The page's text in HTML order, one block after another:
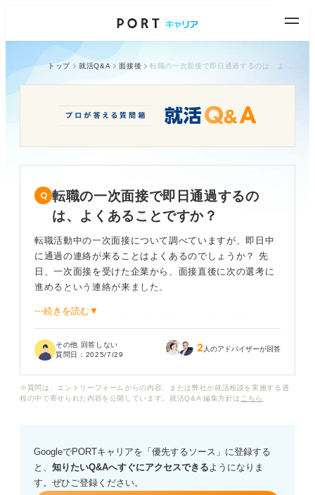
トップ 就活Q&A 面接後
転職の一次面接で即日通過するの
は、よくあることですか？
転職活動中の一次面接について調べていますが、即日中
に通過の連絡が来ることはよくあるのでしょうか？ 先
日、一次面接を受けた企業から、面接直後に次の選考に
進めるという連絡が来ました。
もちろん嬉しいとは思っていますが、あまりに早かった
を急いでいるだけではないか、などと勘ぐってしまいま
転職市場において、一次面接の即日通過はどのような意
意すべきこと、また、次のステップに進むにあたってど
のような心構えで臨めば良いのかなど、いろいろご意見
をお伺いしたいです。
⋯続きを読む▼
その他 回答しない
質問日： 2025/7/29 2 人のアドバイザーが回答
※質問は、エントリーフォームからの内容、または弊社が就活相談を実施する過
程の中で寄せられた内容を公開しています。就活Q&A 編集方針は こちら
GoogleでPORTキャリアを「優先するソース」に登録する
と、 知りたいQ&Aへすぐにアクセスできるようになりま
す。ぜひご登録ください。